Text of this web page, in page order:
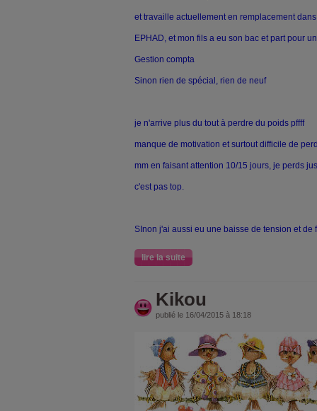
et travaille actuellement en remplacement
EPHAD, et mon fils a eu son bac et part pour
Gestion compta
Sinon rien de spécial, rien de neuf
je n'arrive plus du tout à perdre du poids pffff
manque de motivation et surtout difficile de
mm en faisant attention 10/15 jours, je perds
c'est pas top.
SInon j'ai aussi eu une baisse de tension et de
lire la suite
Kikou
publié le 16/04/2015 à 18:18